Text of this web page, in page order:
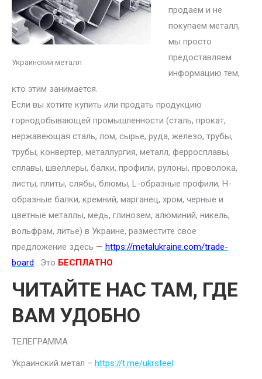
Украинский металл
продаем и не
покупаем металл,
мы просто
предоставляем
информацию тем,
кто этим занимается.
Если вы хотите купить или продать продукцию
горнодобывающей промышленности (сталь, прокат,
нержавеющая сталь, лом, сырье, руда, железо, трубы,
трубы, конвертер, металлургия, металл, ферросплавы,
сплавы, швеллеры, балки, профили, рулоны, проволока,
листы, плиты, слябы, блюмы, L-образные профили, H-
образные балки, кремний, марганец, хром, черные и
цветные металлы, медь, глинозем, алюминий, никель,
вольфрам, литье) в Украине, разместите свое
предложение здесь — https://metalukraine.com/trade-
board . Это БЕСПЛАТНО .
ЧИТАЙТЕ НАС ТАМ, ГДЕ
ВАМ УДОБНО
ТЕЛЕГРАММА
Украинский метал – https://t.me/ukrsteel